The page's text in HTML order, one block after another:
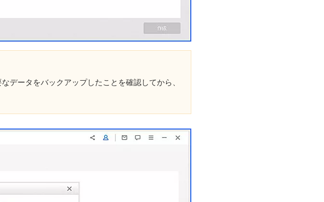
データをバックアップしたことを確認してから、